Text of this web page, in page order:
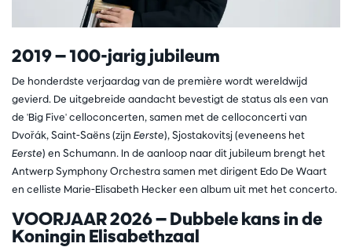
2019 — 100-jarig jubileum
De honderdste verjaardag van de première wordt wereldwijd
gevierd. De uitgebreide aandacht bevestigt de status als een van
de 'Big Five' celloconcerten, samen met de celloconcerti van
Dvořák, Saint-Saëns (zijn Eerste), Sjostakovitsj (eveneens het
Eerste) en Schumann. In de aanloop naar dit jubileum brengt het
Antwerp Symphony Orchestra samen met dirigent Edo De Waart
en celliste Marie-Elisabeth Hecker een album uit met het concerto.
VOORJAAR 2026 — Dubbele kans in de
Koningin Elisabethzaal